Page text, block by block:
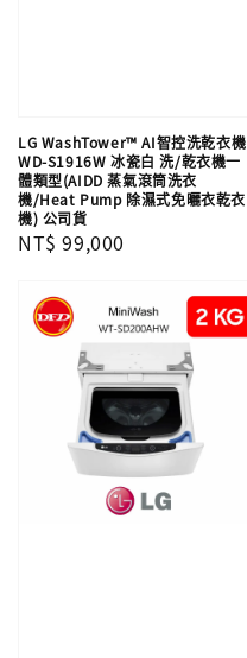
LG WashTower™ AI智控洗乾衣機
WD-S1916W 冰瓷白 洗/乾衣機一
體類型(AIDD 蒸氣滾筒洗衣
機/Heat Pump 除濕式免曬衣乾衣
機) 公司貨
Regular
NT$ 99,000